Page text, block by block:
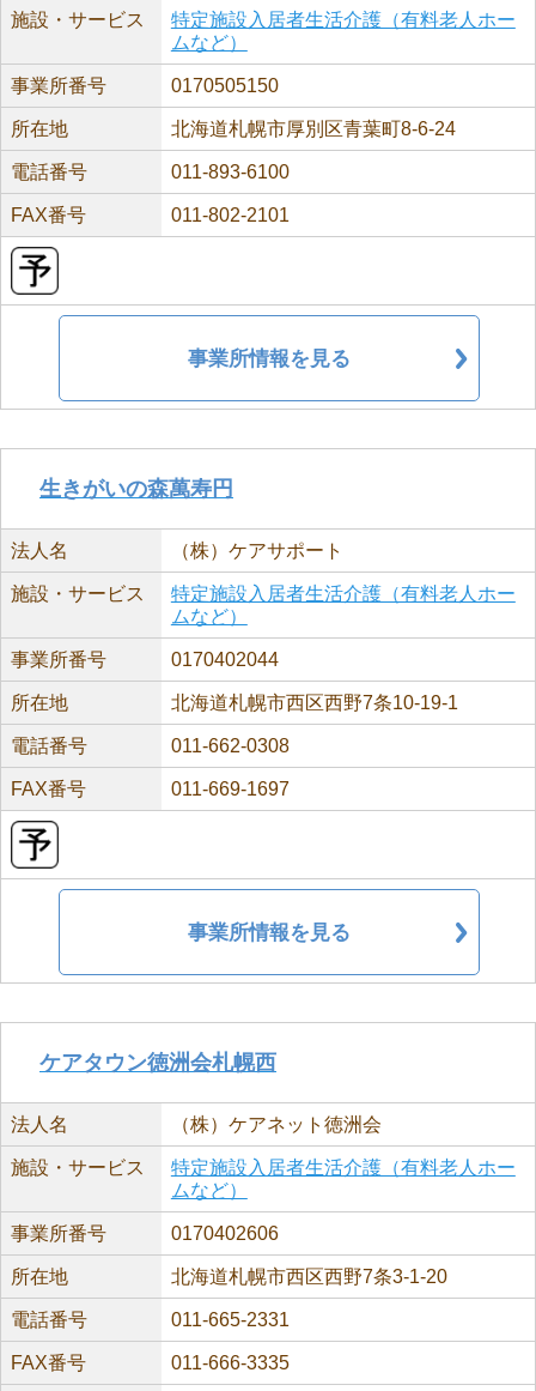
施設・サービス
特定施設入居者生活介護（有料老人ホー
ムなど）
事業所番号 0170505150
所在地 北海道札幌市厚別区青葉町8-6-24
電話番号 011-893-6100
FAX番号 011-802-2101
事業所情報を見る
生きがいの森萬寿円
法人名 （株）ケアサポート
施設・サービス
特定施設入居者生活介護（有料老人ホー
ムなど）
事業所番号 0170402044
所在地 北海道札幌市西区西野7条10-19-1
電話番号 011-662-0308
FAX番号 011-669-1697
事業所情報を見る
ケアタウン徳洲会札幌西
法人名 （株）ケアネット徳洲会
施設・サービス
特定施設入居者生活介護（有料老人ホー
ムなど）
事業所番号 0170402606
所在地 北海道札幌市西区西野7条3-1-20
電話番号 011-665-2331
FAX番号 011-666-3335